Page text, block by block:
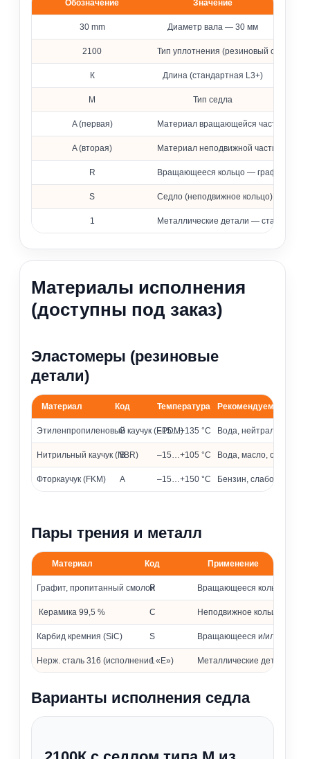
Расшифровка обозначения уплотнения 2100
Обозначение Значение
30 mm Диаметр вала — 30 мм
2100 Тип уплотнения (резиновый сильфон)
К Длина (стандартная L3+)
M Тип седла
A (первая) Материал вращающейся части —
A (вторая) Материал неподвижной части —
R Вращающееся кольцо — графит,
S Седло (неподвижное кольцо) —
1 Металлические детали — сталь 316
Материалы исполнения
(доступны под заказ)
Эластомеры (резиновые
детали)
Материалы эластомеров и их применение
Материал Код Температура Рекомендуемые
Этиленпропиленовый каучук (EPDM)
G –15…+135 °C Вода, нейтральные и
Нитрильный каучук (NBR)
B –15…+105 °C Вода, масло,
Фторкаучук (FKM) A –15…+150 °C Бензин,
Пары трения и металл
Материалы колец и металлических частей
Материал Код Применение
Графит, пропитанный смолой
R Вращающееся кольцо
Керамика 99,5 % C Неподвижное кольцо
Карбид кремния (SiC) S Вращающееся и/или
Нерж. сталь 316 (исполнение «Е»)
1 Металлические детали
Варианты исполнения седла